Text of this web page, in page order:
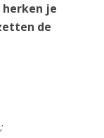
je
de